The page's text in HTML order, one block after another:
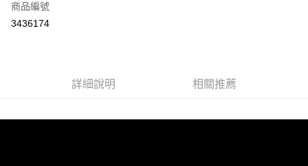
超商取貨付款
商品編號
3436174
詳細說明 相關推薦